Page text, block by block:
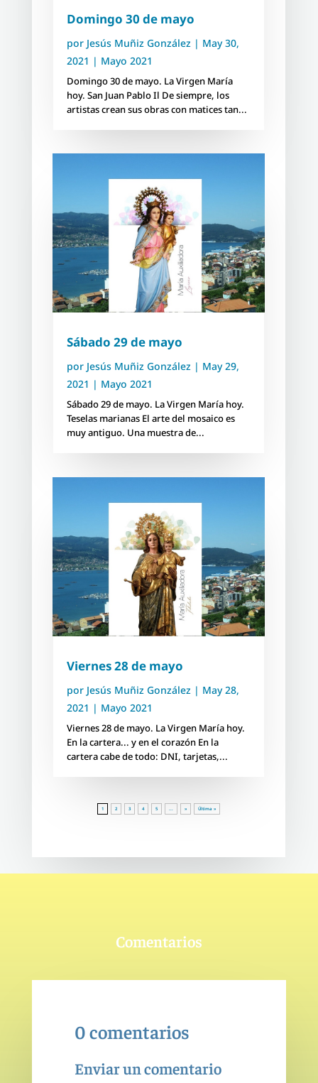
Domingo 30 de mayo
por Jesús Muñiz González | May 30,
2021 | Mayo 2021
Domingo 30 de mayo. La Virgen María
hoy. San Juan Pablo Il De siempre, los
artistas crean sus obras con matices tan...
Sábado 29 de mayo
por Jesús Muñiz González| May 29,
2021 | Mayo 2021
Sábado 29 de mayo. La Virgen María hoy.
Teselas marianas El arte del mosaico es
muy antiguo. Una muestra de...
Viernes 28 de mayo
por Jesús Muñiz González| May 28,
2021 | Mayo 2021
Viernes 28 de mayo. La Virgen María hoy.
En la cartera... y en el corazón En la
cartera cabe de todo: DNI, tarjetas,...
1 2 3 4 5 ... » Última »
Comentarios
0 comentarios
Enviar un comentario